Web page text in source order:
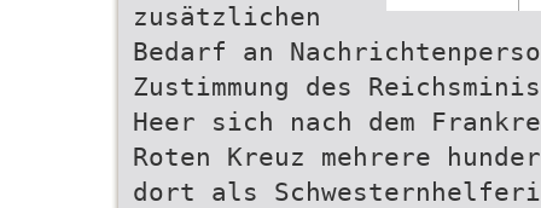
zusätzlichen
Bedarf an
Zustimmung des
Heer sich nach dem
Roten Kreuz mehrere
dort als